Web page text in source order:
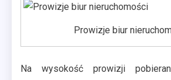
Prowizje biur
Na wysokość prowizji